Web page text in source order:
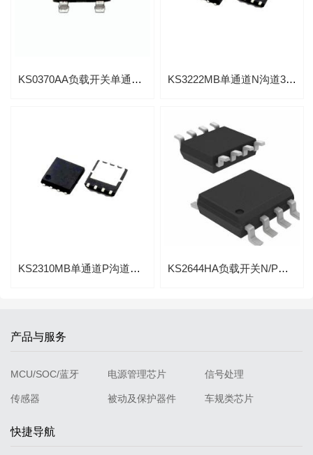
KS0370AA负载开关单通道P沟道高级功率MOSFET芯片 KS3222MB单通道N沟道30V/45A高级功率MOSFET
KS2310MB单通道P沟道高级功率MOSFET切换应用系统芯片 ​​KS2644HA负载开关N/P通道20V/8A互补的高级功率MOSFET芯片
产品与服务
MCU/SOC/蓝牙 电源管理芯片 信号处理
传感器 被动及保护器件 车规类芯片
快捷导航